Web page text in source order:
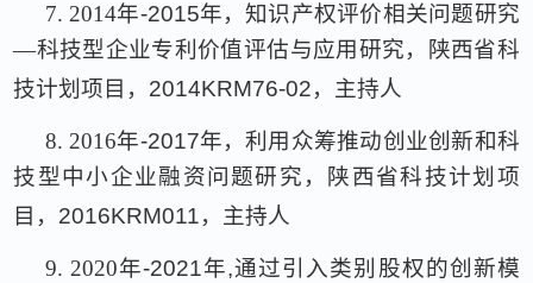
7.2014年-2015年，知识产权评价相关问题研究
—科技型企业专利价值评估与应用研究，陕西省科
技计划项目， 2014KRM76-02，主持人
8.2016年-2017年，利用众筹推动创业创新和科
技型中小企业融资问题研究，陕西省科技计划项
目， 2016KRM011，主持人
9. 2020年-2021年,通过引入类别股权的创新模